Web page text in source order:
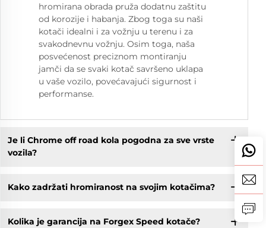
hromirana obrada pruža dodatnu zaštitu
od korozije i habanja. Zbog toga su naši
kotači idealni i za vožnju u terenu i za
svakodnevnu vožnju. Osim toga, naša
posvećenost preciznom montiranju
jamči da se svaki kotač savršeno uklapa
u vaše vozilo, povećavajući sigurnost i
performanse.
Je li Chrome off road kola pogodna za sve vrste
vozila?
Kako zadržati hromiranost na svojim kotačima?
Kolika je garancija na Forgex Speed kotače?